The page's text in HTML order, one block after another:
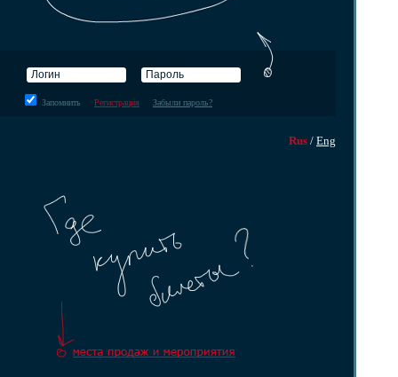
Запомнить Регистрация Забыли пароль?
Rus / Eng